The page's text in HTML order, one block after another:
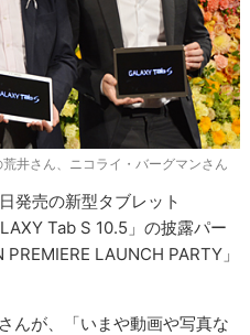
井さん、ニコライ・バーグマンさん
発売の新型タブレット
Tab S 10.5」の披露パー
LAUNCH PARTY」
んが、「いまや動画や写真な